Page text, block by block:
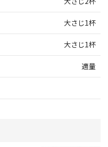
大さじ1杯
大さじ1杯
適量